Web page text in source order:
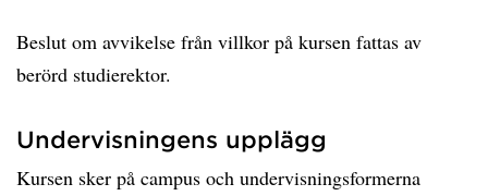
Beslut om avvikelse från villkor på kursen fattas av
berörd studierektor.
Undervisningens upplägg
Kursen sker på campus och undervisningsformerna